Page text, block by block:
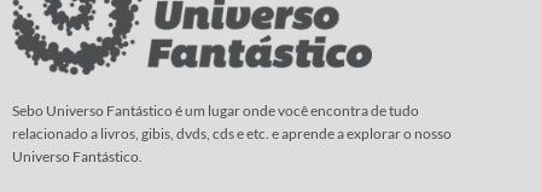
da Bruxaria é o mais abrangente
estudo sobre o tema, e o discute de
forma lúcida e estimulante, sob
auge e o declínio da caça às bruxas e
Sebo Universo Fantástico é um lugar onde você encontra de tudo
relacionado a livros, gibis, dvds, cds e etc. e aprende a explorar o nosso
Universo Fantástico.